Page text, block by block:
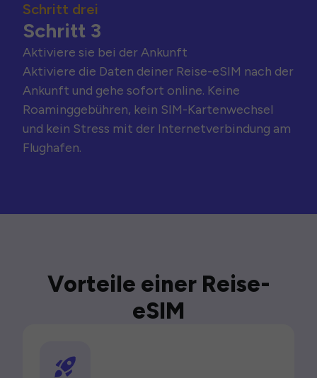
Schritt drei
Schritt 3
Aktiviere sie bei der Ankunft
Aktiviere die Daten deiner Reise-eSIM nach der
Ankunft und gehe sofort online. Keine
Roaminggebühren, kein SIM-Kartenwechsel
und kein Stress mit der Internetverbindung am
Flughafen.
Vorteile einer Reise-
eSIM